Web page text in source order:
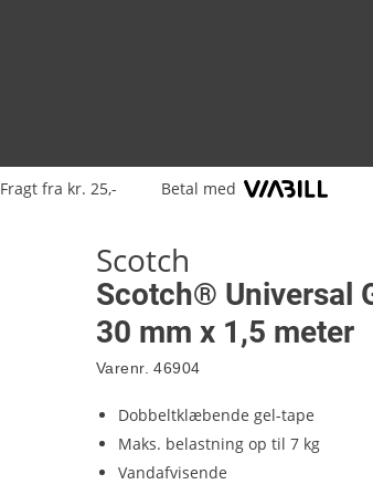
Fragt fra kr. 25,- Betal med
Scotch
Scotch® Universal
30 mm x 1,5 meter
Varenr. 46904
Dobbeltklæbende gel-tape
Maks. belastning op til 7 kg
Vandafvisende